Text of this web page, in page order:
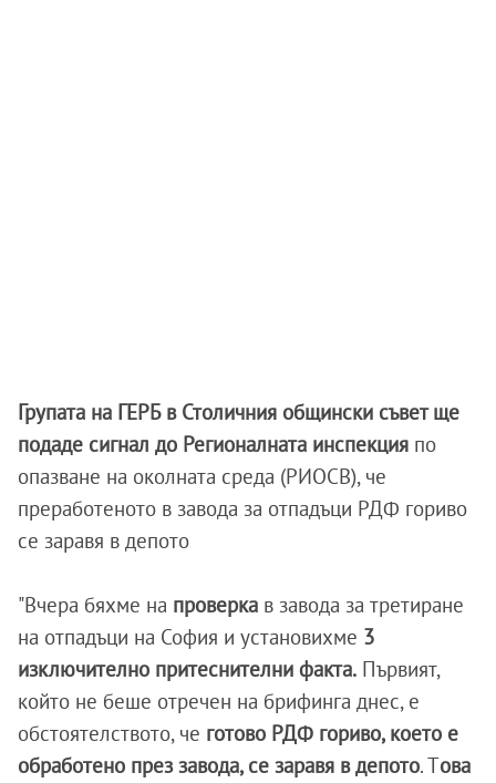
Групата на ГЕРБ в Столичния общински съвет ще
подаде сигнал до Регионалната инспекция по
опазване на околната среда (РИОСВ), че
преработеното в завода за отпадъци РДФ гориво
се заравя в депото
"Вчера бяхме на проверка в завода за третиране
на отпадъци на София и установихме 3
изключително притеснителни факта. Първият,
който не беше отречен на брифинга днес, е
обстоятелството, че готово РДФ гориво, което е
обработено през завода, се заравя в депото. Това